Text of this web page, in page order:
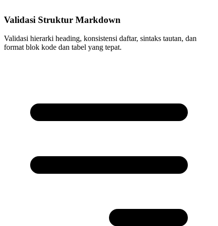
Validasi Struktur Markdown
Validasi hierarki heading, konsistensi daftar, sintaks tautan, dan
format blok kode dan tabel yang tepat.